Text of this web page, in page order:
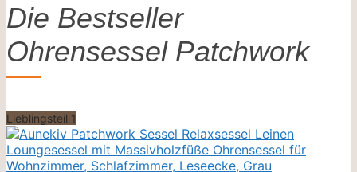
Die Bestseller
Ohrensessel Patchwork
Lieblingsteil 1